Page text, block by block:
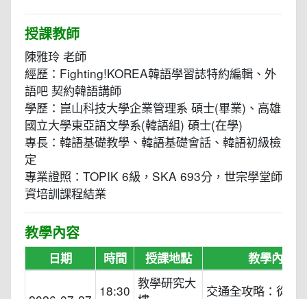
授課教師
陳雅玲 老師
經歷：Fighting!KOREA韓語學習誌特約編輯、外
語吧 契約韓語講師
學歷：崑山科技大學企業管理系 碩士(畢業)、高雄
國立大學東亞語文學系(韓語組) 碩士(在學)
專長：韓語基礎教學、韓語基礎會話、韓語初級檢
定
專業證照：TOPIK 6級，SKA 693分，世宗學堂師
資培訓課程結業
教學內容
日期 時間 授課地點 教學內容
18:30 教學研究大
交通全攻略：從落